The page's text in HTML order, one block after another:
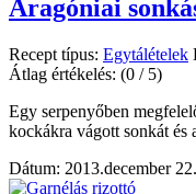
Aragóniai
Recept típus: Egytálételek
Átlag értékelés: (0 / 5)
Egy serpenyőben
kockákra vágott sonkát és
Dátum: 2013.december 22.